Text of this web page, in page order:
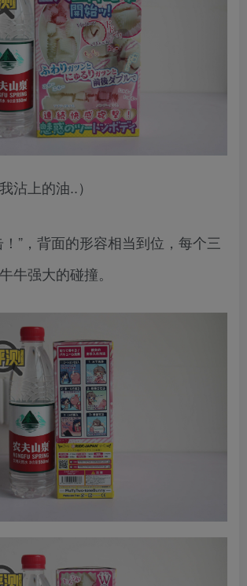
沾上的油..）
”，背面的形容相当到位，每个三
牛强大的碰撞。